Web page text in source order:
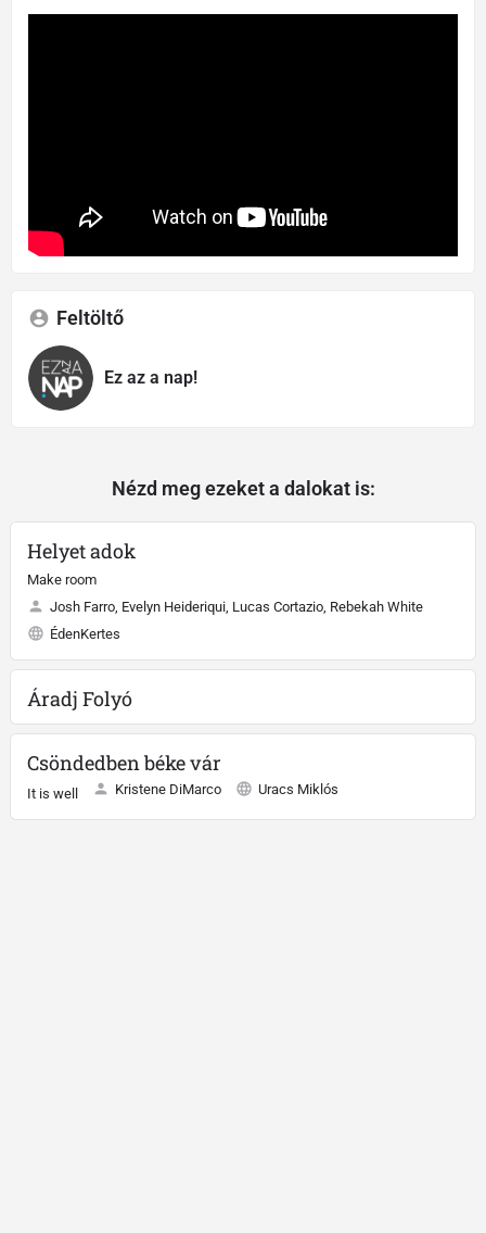
Feltöltő
Ez az a nap!
Nézd meg ezeket a dalokat is:
Helyet adok
Make room
Josh Farro, Evelyn Heideriqui, Lucas Cortazio, Rebekah White
ÉdenKertes
Áradj Folyó
Csöndedben béke vár
It is well Kristene DiMarco Uracs Miklós